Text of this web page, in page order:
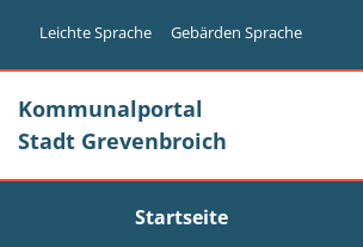
Zum Hauptinhalt springen
Leichte Sprache Gebärden Sprache
Kommunalportal
Stadt Grevenbroich
Startseite